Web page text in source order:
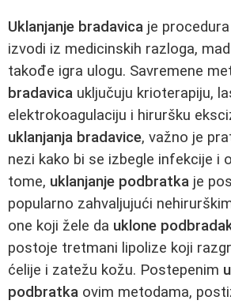
Uklanjanje bradavica je
izvodi iz medicinskih razloga,
takođe igra ulogu. Savremene
bradavica uključuju krioterapiju,
elektrokoagulaciju i hiruršku
uklanjanja bradavice, važno je
nezi kako bi se izbegle infekcije i
tome, uklanjanje podbratka je
popularno zahvaljujući
one koji žele da uklone
postoje tretmani lipolize koji
ćelije i zatežu kožu. Postepenim
podbratka ovim metodama,